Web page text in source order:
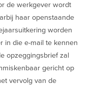
de werkgever wordt
haar openstaande
worden
in die e-mail te kennen
opzeggingsbrief zal
gericht op
vervolg van de